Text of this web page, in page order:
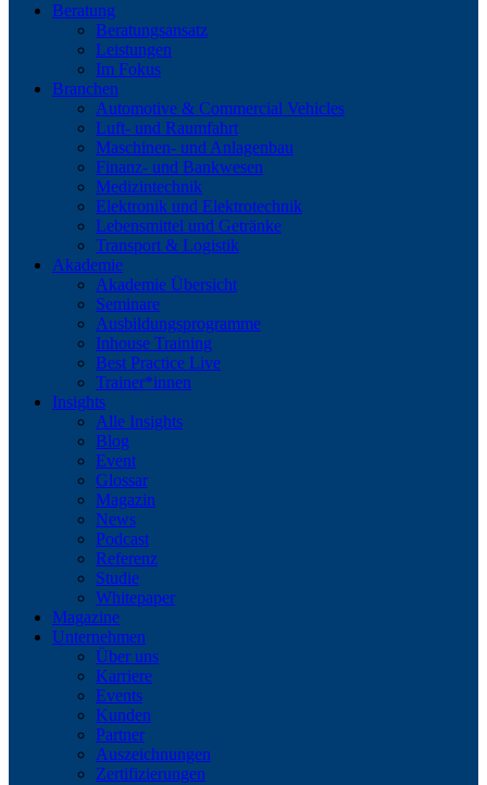
Beratung
Beratungsansatz
Leistungen
Im Fokus
Branchen
Automotive & Commercial Vehicles
Luft- und Raumfahrt
Maschinen- und Anlagenbau
Finanz- und Bankwesen
Medizintechnik
Elektronik und Elektrotechnik
Lebensmittel und Getränke
Transport & Logistik
Akademie
Akademie Übersicht
Seminare
Ausbildungsprogramme
Inhouse Training
Best Practice Live
Trainer*innen
Insights
Alle Insights
Blog
Event
Glossar
Magazin
News
Podcast
Referenz
Studie
Whitepaper
Magazine
Unternehmen
Über uns
Karriere
Events
Kunden
Partner
Auszeichnungen
Zertifizierungen